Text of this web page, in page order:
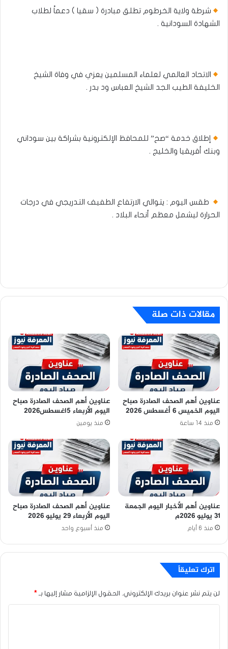
شرطة ولاية الخرطوم تطلق مبادرة ( سقيا ) دعماً لطلاب
الشهادة السودانية .
الاتحاد العالمي لعلماء المسلمين يعزي في وفاة الشيخ
الخليفة الطيب الجد الشيخ العباس ود بدر .
إطلاق خدمة “صح” للمحافظ الإلكترونية بشراكة بين سوداني
وبنك أفريقيا والخليج .
طقس اليوم : يتوالي الارتفاع الطفيف التدريجي في درجات
الحرارة ليشمل معظم أنحاء البلاد .
مقالات ذات صلة
عناوين أهم الصحف الصادرة صباح
اليوم الخميس 6 أغسطس 2026
منذ 14 ساعة
عناوين أهم الصحف الصادرة صباح
اليوم الأربعاء 5اغسطس2026
منذ يومين
عناوين أهم الأخبار اليوم الجمعة
٣١ يوليو ٢٠٢٦م
منذ 6 أيام
عناوين أهم الصحف الصادرة صباح
اليوم الأربعاء 29 يوليو 2026
منذ أسبوع واحد
اترك تعليقاً
لن يتم نشر عنوان بريدك الإلكتروني. الحقول الإلزامية مشار إليها بـ *